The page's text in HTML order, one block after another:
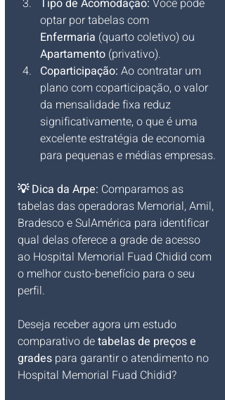
Tipo de Acomodação: Você pode
optar por tabelas com
Enfermaria (quarto coletivo) ou
Apartamento (privativo).
Coparticipação: Ao contratar um
plano com coparticipação, o valor
da mensalidade fixa reduz
significativamente, o que é uma
excelente estratégia de economia
para pequenas e médias empresas.
💡 Dica da Arpe: Comparamos as
tabelas das operadoras Memorial, Amil,
Bradesco e SulAmérica para identificar
qual delas oferece a grade de acesso
ao Hospital Memorial Fuad Chidid com
o melhor custo-benefício para o seu
perfil.
Deseja receber agora um estudo
comparativo de tabelas de preços e
grades para garantir o atendimento no
Hospital Memorial Fuad Chidid?